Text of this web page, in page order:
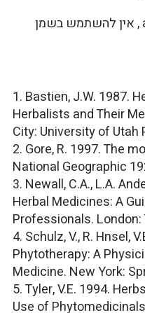
בגלל נוכחות ascaridole , אין להשתמש בשמן
1. Bastien, J.W. 1987.
Herbalists and Their
City: University of Utah
2. Gore, R. 1997. The
National Geographic
3. Newall, C.A., L.A.
Herbal Medicines: A
Professionals.
4. Schulz, V., R. Hnsel,
Phytotherapy: A
Medicine. New York:
5. Tyler, V.E. 1994.
Use of